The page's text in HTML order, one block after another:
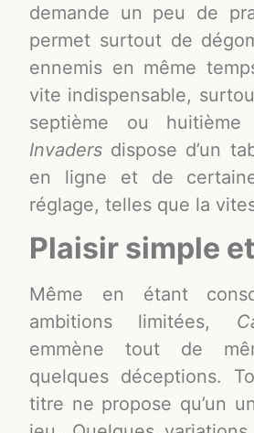
demande un peu de
permet surtout de
ennemis en même
vite indispensable,
septième ou
Invaders dispose d’un
en ligne et de
réglage, telles que la
Plaisir simple
Même en étant
ambitions limitées,
emmène tout de
quelques déceptions.
titre ne propose qu’un